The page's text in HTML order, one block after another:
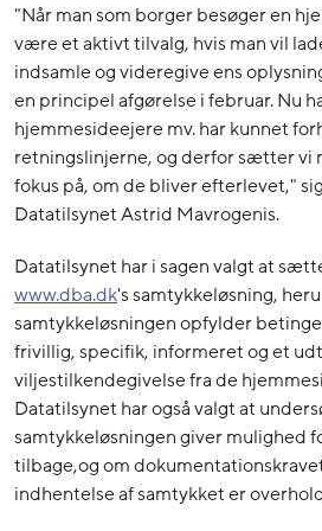
"Når man som borger besøger en
være et aktivt tilvalg, hvis man vil
indsamle og videregive ens
en principel afgørelse i februar. Nu
hjemmesideejere mv. har kunnet
retningslinjerne, og derfor sætter vi
fokus på, om de bliver efterlevet,"
Datatilsynet Astrid Mavrogenis.
Datatilsynet har i sagen valgt at
www.dba.dk's samtykkeløsning,
samtykkeløsningen opfylder
frivillig, specifik, informeret og et
viljestilkendegivelse fra de
Datatilsynet har også valgt at
samtykkeløsningen giver mulighed
tilbage,og om
indhentelse af samtykket er